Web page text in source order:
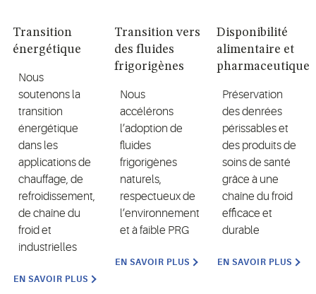
Transition
énergétique
Nous
soutenons la
transition
énergétique
dans les
applications de
chauffage, de
refroidissement,
de chaîne du
froid et
industrielles
EN SAVOIR PLUS
Transition vers
des fluides
frigorigènes
Nous
accélérons
l’adoption de
fluides
frigorigènes
naturels,
respectueux de
l’environnement
et à faible PRG
EN SAVOIR PLUS
Disponibilité
alimentaire et
pharmaceutique
Préservation
des denrées
périssables et
des produits de
soins de santé
grâce à une
chaîne du froid
efficace et
durable
EN SAVOIR PLUS